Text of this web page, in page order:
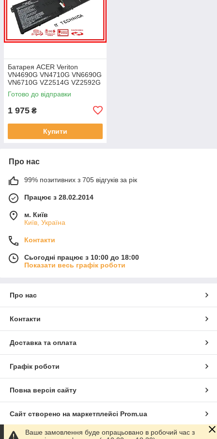
Батарея ACER Veriton
VN4690G VN4710G VN6690G
VN6710G VZ2514G VZ2592G
VZ2594G 11.25V 4471mAh
ОРИГІНАЛ
Готово до відправки
1 975 ₴
Купити
Про нас
99% позитивних з 705 відгуків за рік
Працює з 28.02.2014
м. Київ
Київ, Україна
Контакти
Сьогодні працює з 10:00 до 18:00
Показати весь графік роботи
Про нас
Контакти
Доставка та оплата
Графік роботи
Повна версія сайту
Сайт створено на маркетплейсі Prom.ua
Ваше замовлення буде опрацьовано в робочий час з